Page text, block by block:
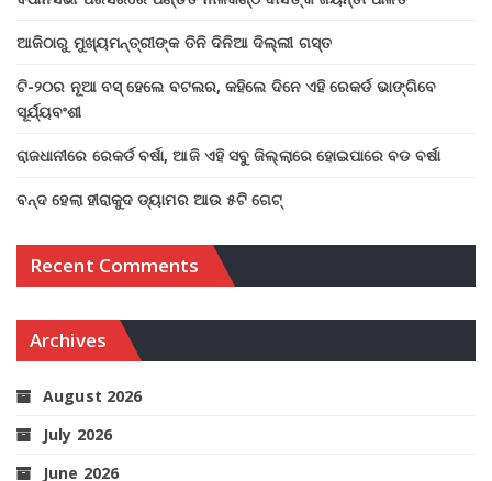
ଆଜିଠାରୁ ମୁଖ୍ୟମନ୍ତ୍ରୀଙ୍କ ତିନି ଦିନିଆ ଦିଲ୍ଲୀ ଗସ୍ତ
ଟି-୨୦ର ନୂଆ ବସ୍ ହେଲେ ବଟଲର, କହିଲେ ଦିନେ ଏହି ରେକର୍ଡ ଭାଙ୍ଗିବେ
ସୂର୍ଯ୍ୟବଂଶୀ
ରାଜଧାନୀରେ ରେକର୍ଡ ବର୍ଷା, ଆଜି ଏହି ସବୁ ଜିଲ୍ଲାରେ ହୋଇପାରେ ବଡ ବର୍ଷା
ବନ୍ଦ ହେଲା ହୀରାକୁଦ ଡ୍ୟାମର ଆଉ ୫ଟି ଗେଟ୍
Recent Comments
Archives
August 2026
July 2026
June 2026